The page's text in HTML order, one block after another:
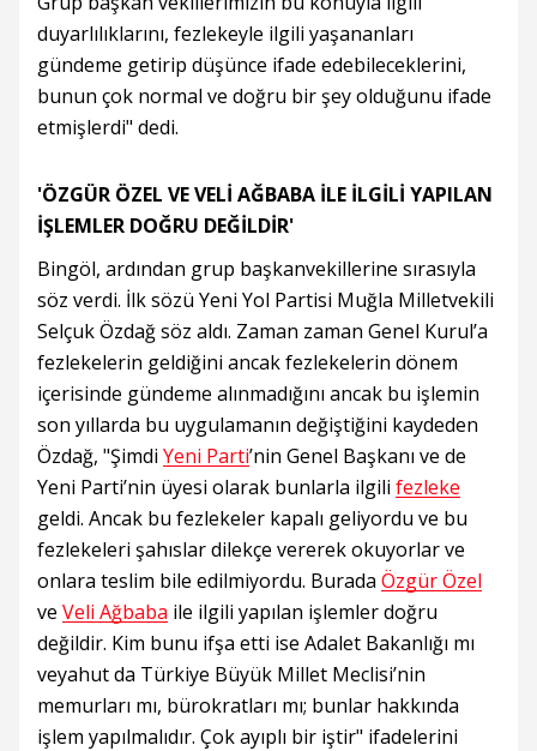
duyarlılıklarını, fezlekeyle ilgili yaşananları
gündeme getirip düşünce ifade edebileceklerini,
bunun çok normal ve doğru bir şey olduğunu ifade
etmişlerdi" dedi.
'ÖZGÜR ÖZEL VE VELİ AĞBABA İLE İLGİLİ YAPILAN
İŞLEMLER DOĞRU DEĞİLDİR'
Bingöl, ardından grup başkanvekillerine sırasıyla
söz verdi. İlk sözü Yeni Yol Partisi Muğla Milletvekili
Selçuk Özdağ söz aldı. Zaman zaman Genel Kurul’a
fezlekelerin geldiğini ancak fezlekelerin dönem
içerisinde gündeme alınmadığını ancak bu işlemin
son yıllarda bu uygulamanın değiştiğini kaydeden
Özdağ, "Şimdi Yeni Parti’nin Genel Başkanı ve de
Yeni Parti’nin üyesi olarak bunlarla ilgili fezleke
geldi. Ancak bu fezlekeler kapalı geliyordu ve bu
fezlekeleri şahıslar dilekçe vererek okuyorlar ve
onlara teslim bile edilmiyordu. Burada Özgür Özel
ve Veli Ağbaba ile ilgili yapılan işlemler doğru
değildir. Kim bunu ifşa etti ise Adalet Bakanlığı mı
veyahut da Türkiye Büyük Millet Meclisi’nin
memurları mı, bürokratları mı; bunlar hakkında
işlem yapılmalıdır. Çok ayıplı bir iştir" ifadelerini